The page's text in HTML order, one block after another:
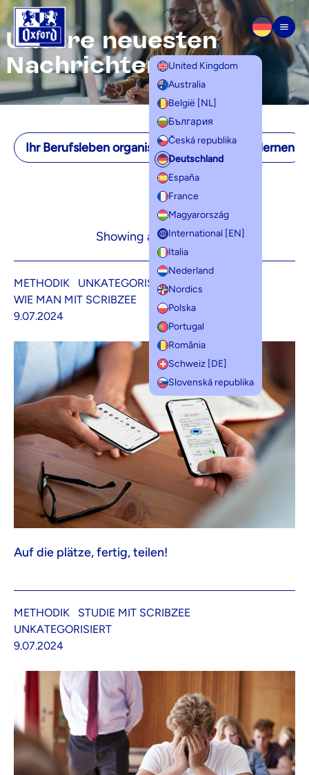
Zum Inhalt springen
United Kingdom
Australia
België [NL]
България
Česká republika
Deutschland
España
France
Magyarország
International [EN]
Italia
Nederland
Nordics
Polska
Portugal
România
Schweiz [DE]
Slovenská republika
Unsere neuesten
Nachrichten
Ihr Berufsleben organisieren Lernen zu lernen
Showing all 10 results
METHODIK
UNKATEGORISIERT
WIE MAN MIT SCRIBZEE
9.07.2024
Auf die plätze, fertig, teilen!
METHODIK
STUDIE MIT SCRIBZEE
UNKATEGORISIERT
9.07.2024